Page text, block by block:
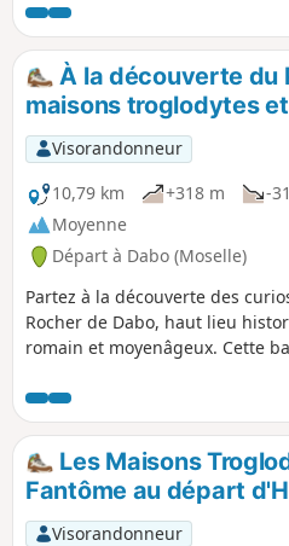
Grotte de Danne, il faudra
Grotte Saint-Vit, puis rejoindre
pour atteindre l'écluse 24 en
finir par Roche Plate et le
la Maison Forestière de
grandes lignes directionnelles
À la découverte du
maisons troglodytes
Visorandonneur
10,79 km
+318 m -
Moyenne
Départ à Dabo (Moselle)
Partez à la découverte des
Rocher de Dabo, haut lieu
romain et moyenâgeux. Cette
l'histoire (très ancienne et plus
intimement liée à une situation
des plus atypiques.
Les Maisons
Fantôme au départ
Visorandonneur